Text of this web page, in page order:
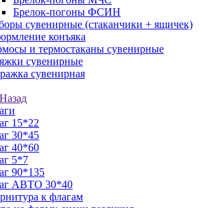
Брелок-погоны ФСИН
сувенирные (стаканчики + ящичек)
конъяка
и термостаканы сувенирные
сувенирные
сувенирная
Назад
15*22
30*45
40*60
5*7
90*135
АВТО 30*40
к флагам